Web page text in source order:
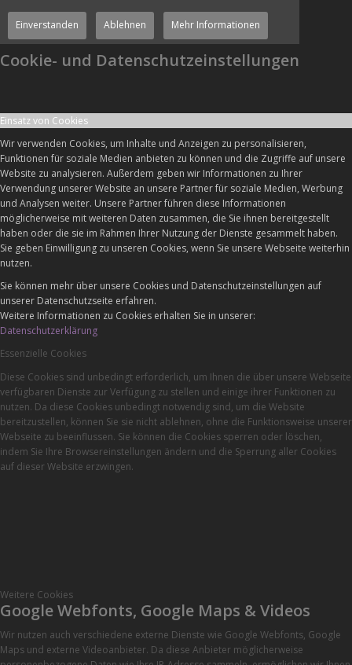
Einverstanden Ablehnen Mehr Informationen
Cookie- und Datenschutzeinstellungen
Einsatz von Cookies
Wir verwenden Cookies, um Inhalte und Anzeigen zu personalisieren,
Funktionen für soziale Medien anbieten zu können und die Zugriffe auf unsere
Website zu analysieren. Außerdem geben wir Informationen zu Ihrer
Verwendung unserer Website an unsere Partner für soziale Medien, Werbung
und Analysen weiter. Unsere Partner führen diese Informationen
möglicherweise mit weiteren Daten zusammen, die Sie ihnen bereitgestellt
haben oder die sie im Rahmen Ihrer Nutzung der Dienste gesammelt haben.
Sie geben Einwilligung zu unseren Cookies, wenn Sie unsere Webseite weiterhin
nutzen.
Sie können mehr über unsere Cookies und Datenschutzeinstellungen auf
unserer Datenschutzseite erfahren.
Weitere Informationen zu Cookies erhalten Sie in unserer:
Datenschutzerklärung
Essenzielle Cookies
Diese Cookies sind unbedingt erforderlich, um Ihnen die über unsere Webseite
verfügbaren Dienste zur Verfügung zu stellen und einige ihrer Funktionen zu
nutzen. Da diese Cookies unbedingt notwendig sind, um die Website
bereitzustellen, können Sie sie nicht ablehnen, ohne die Funktionsweise unserer
Webseite zu beeinflussen. Sie können die Cookies sperren oder löschen,
indem Sie Ihre Browsereinstellungen ändern und die Sperrung aller Cookies
auf dieser Website erzwingen.
Weitere Cookies
Google Webfonts, Google Maps & Videos
Wir nutzen auch verschiedene externe Dienste wie Google Webfonts, Google
Maps und externe Videoanbieter. Da diese Anbieter möglicherweise